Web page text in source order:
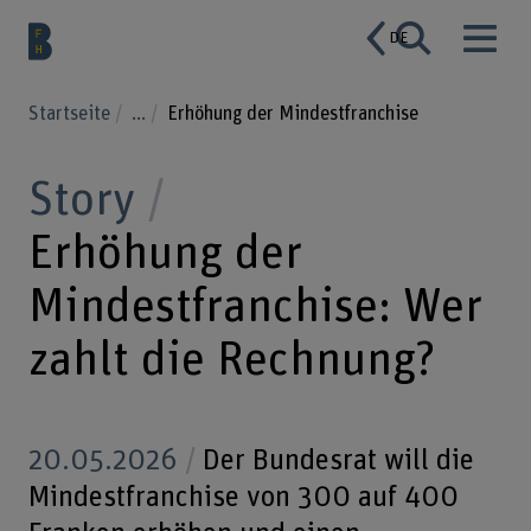
DE
Startseite ... Erhöhung der Mindestfranchise
Story
Erhöhung der
Mindestfranchise: Wer
zahlt die Rechnung?
20.05.2026
Der Bundesrat will die
Mindestfranchise von 300 auf 400